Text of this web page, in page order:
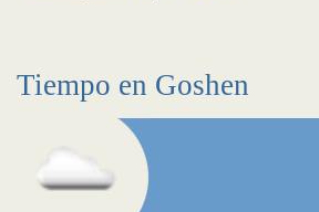
Tiempo en Goshen